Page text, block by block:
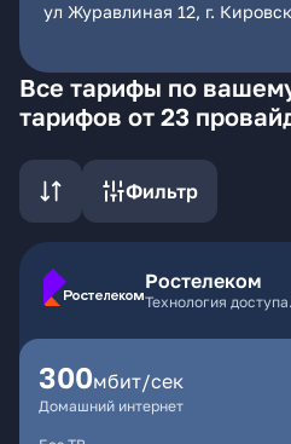
ул Журавлиная 12, г.
Все тарифы по
тарифов от 23
Фильтр
Ростелеком
Технология
300мбит/сек
Домашний интернет